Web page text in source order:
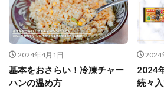
2024年4月1日
基本をおさらい！冷凍チャー
ハンの温め方
2024
2024
続々
アレンジレシピ
セカンド冷凍庫
国産
冷凍食品ジャーナリスト山本純子の『
冷凍から揚げ
冷
冷凍弁当
冷凍焼売
冷凍食品